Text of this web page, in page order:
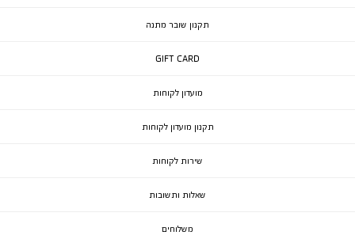
תקנון שובר מתנה
GIFT CARD
מועדון לקוחות
תקנון מועדון לקוחות
שירות לקוחות
שאלות ותשובות
משלוחים